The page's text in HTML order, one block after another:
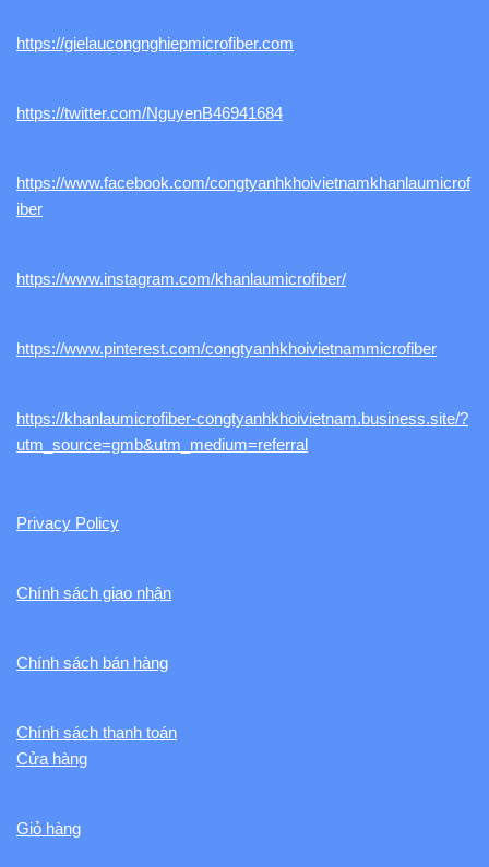
https://gielaucongnghiepmicrofiber.com
https://twitter.com/NguyenB46941684
https://www.facebook.com/congtyanhkhoivietnamkhanlaumicrof
iber
https://www.instagram.com/khanlaumicrofiber/
https://www.pinterest.com/congtyanhkhoivietnammicrofiber
https://khanlaumicrofiber-congtyanhkhoivietnam.business.site/?
utm_source=gmb&utm_medium=referral
Privacy Policy
Chính sách giao nhận
Chính sách bán hàng
Chính sách thanh toán
Cửa hàng
Giỏ hàng